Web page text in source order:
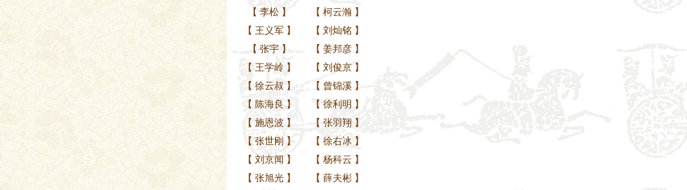
【 李松】 【 柯云瀚 】
【 王义军】 【 刘灿铭 】
【 张宇】 【 姜邦彦 】
【 王学岭】 【 刘俊京 】
【 徐云叔 】 【 曾锦溪 】
【 陈海良 】 【 徐利明 】
【 施恩波】 【 张羽翔 】
【 张世刚 】 【 徐右冰 】
【 刘京闻 】 【 杨科云 】
【 张旭光】 【 薛夫彬 】